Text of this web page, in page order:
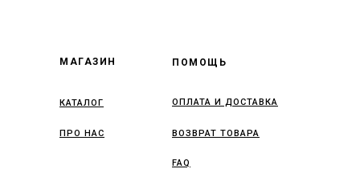
МАГАЗИН ПОМОЩЬ
ОПЛАТА И ДОСТАВКА
ВОЗВРАТ ТОВАРА
FAQ
ПРО НАС
КАТАЛОГ